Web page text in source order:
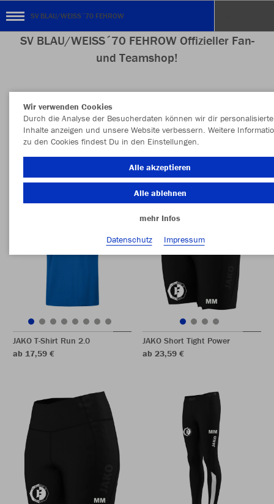
SV BLAU/WEISS´70 FEHROW
SV BLAU/WEISS´70 FEHROW Offizieller Fan-
und Teamshop!
Nachhaltig Farbe
JAKO T-Shirt Run 2.0
ab 17,59 €
JAKO Short Tight Power
ab 23,59 €
Wir verwenden Cookies
Durch die Analyse der Besucherdaten können wir dir personalisierte
Inhalte anzeigen und unsere Website verbessern. Weitere
zu den Cookies findest Du in den Einstellungen.
Alle akzeptieren
Alle ablehnen
mehr Infos
Datenschutz
Impressum